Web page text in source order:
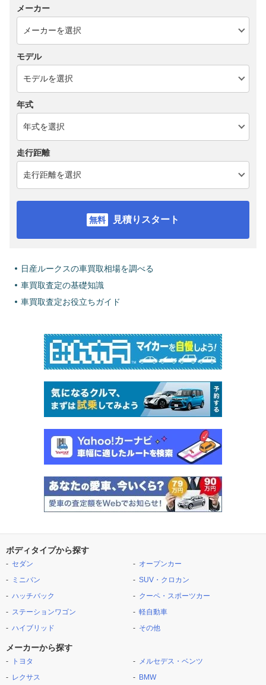
メーカー
モデル
年式
走行距離
見積りスタート
日産ルークスの車買取相場を調べる
車買取査定の基礎知識
車買取査定お役立ちガイド
ボディタイプから探す
セダン
ミニバン
ハッチバック
ステーションワゴン
ハイブリッド
オープンカー
SUV・クロカン
クーペ・スポーツカー
軽自動車
その他
メーカーから探す
トヨタ
レクサス
メルセデス・ベンツ
BMW